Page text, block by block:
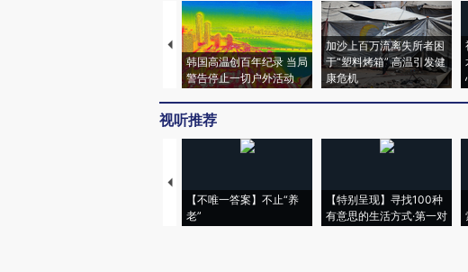
韩国高温创百年纪录 当局
警告停止一切户外活动
加沙上百万流离失所者困
于“塑料烤箱” 高温引发健
康危机
视听推荐
【不唯一答案】不止“养
老”
【特别呈现】寻找100种
有意思的生活方式·第一对